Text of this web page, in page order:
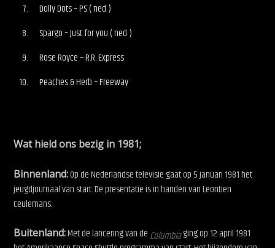
Dolly Dots – PS ( ned )
Spargo – Just for you ( ned )
Rose Royce – R.R. Express
Peaches & Herb – Freeway
Wat hield ons bezig in 1981;
Binnenland:Op de Nederlandse televisie gaat op 5 januari 1981 het
jeugdjournaal van start. De presentatie is in handen van Leontien
Ceulemans.
Buitenland:Met de lancering van de Columbiaging op 12 april 1981